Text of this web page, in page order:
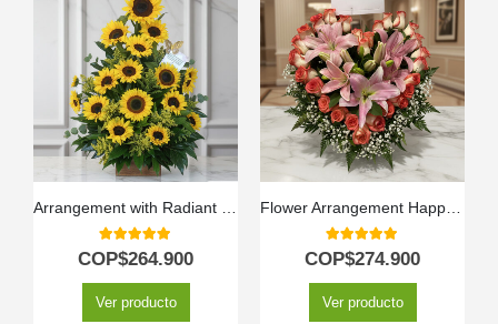
5.00out of 5
COP$264.900
Ver producto
5.00out of 5
COP$274.900
Ver producto